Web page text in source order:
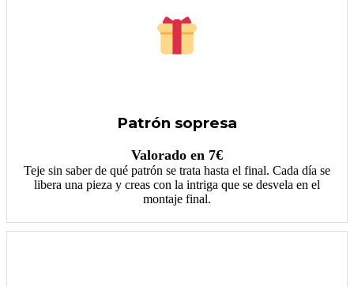
Patrón sopresa
Valorado en 7€
Teje sin saber de qué patrón se trata hasta el final. Cada día se
libera una pieza y creas con la intriga que se desvela en el
montaje final.